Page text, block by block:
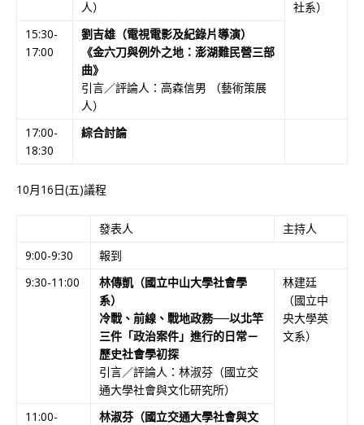
人）
社系）
15:30-
17:00
劉吉雄（電視電影及紀錄片導演）
《金六刀與例外之地：澎湖難民營三部
曲》
引言／評論人：高森信男 （藝術策展
人）
17:00-
18:30
綜合討論
10月16日(五)議程
發表人
主持人
9:00-9:30
報到
9:30-11:00
林傳凱（國立中山大學社會學
系）
冷戰、前線、戰地政務──以北竿
三件「政治案件」進行的日常－
歷史社會學初探
引言／評論人：林淑芬（國立交
通大學社會與文化研究所）
林建廷
（國立中
央大學英
文系）
11:00-
林淑芬（國立交通大學社會與文